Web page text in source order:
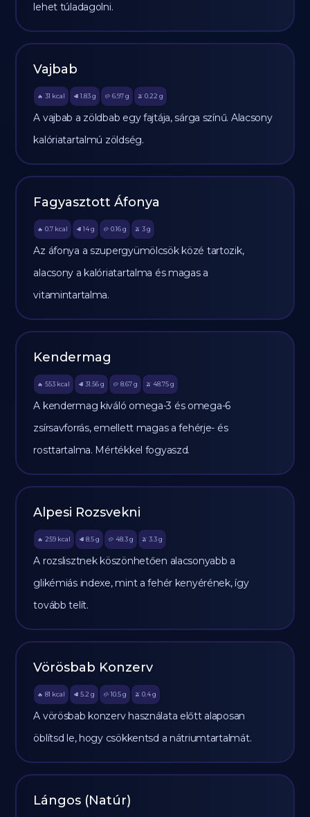
lehet túladagolni.
Vajbab
🔥 31 kcal 🥩 1.83 g 🥔 6.97g 🫒 0.22 g
A vajbab a zöldbab egy fajtája, sárga színű. Alacsony
kalóriatartalmú zöldség.
Fagyasztott Áfonya
🔥 0.7 kcal 🥩 14 g 🥔 0.16g 🫒 3 g
Az áfonya a szupergyümölcsök közé tartozik,
alacsony a kalóriatartalma és magas a
vitamintartalma.
Kendermag
🔥 553 kcal 🥩 31.56 g 🥔 8.67g 🫒 48.75 g
A kendermag kiváló omega-3 és omega-6
zsírsavforrás, emellett magas a fehérje- és
rosttartalma. Mértékkel fogyaszd.
Alpesi Rozsvekni
🔥 259 kcal 🥩 8.5 g 🥔 48.3g 🫒 3.3 g
A rozslisztnek köszönhetően alacsonyabb a
glikémiás indexe, mint a fehér kenyérének, így
tovább telít.
Vörösbab Konzerv
🔥 81 kcal 🥩 5.2 g 🥔 10.5g 🫒 0.4 g
A vörösbab konzerv használata előtt alaposan
öblítsd le, hogy csökkentsd a nátriumtartalmát.
Lángos (Natúr)